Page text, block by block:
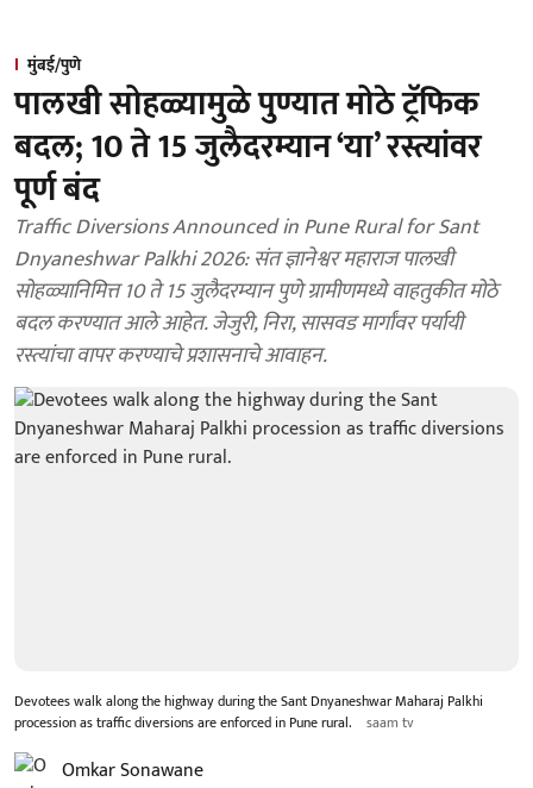
मुंबई/पुणे
पालखी सोहळ्यामुळे पुण्यात मोठे ट्रॅफिक
बदल; 10 ते 15 जुलैदरम्यान ‘या’ रस्त्यांवर
पूर्ण बंद
Traffic Diversions Announced in Pune Rural for Sant
Dnyaneshwar Palkhi 2026: संत ज्ञानेश्वर महाराज पालखी
सोहळ्यानिमित्त 10 ते 15 जुलैदरम्यान पुणे ग्रामीणमध्ये वाहतुकीत मोठे
बदल करण्यात आले आहेत. जेजुरी, निरा, सासवड मार्गांवर पर्यायी
रस्त्यांचा वापर करण्याचे प्रशासनाचे आवाहन.
Devotees walk along the highway during the Sant Dnyaneshwar Maharaj Palkhi
procession as traffic diversions are enforced in Pune rural.
saam tv
Omkar Sonawane